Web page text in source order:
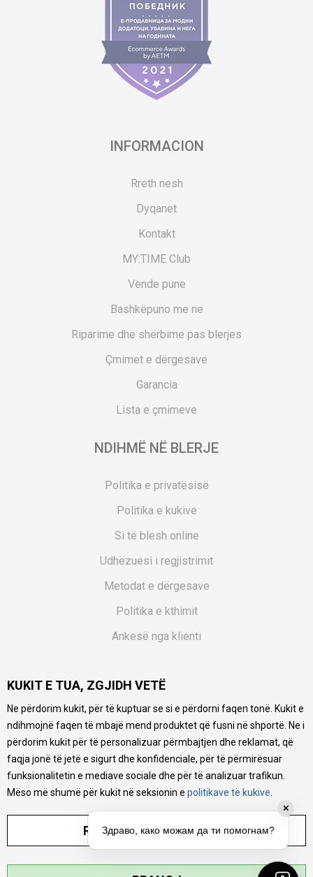
INFORMACION
Rreth nesh
Dyqanet
Kontakt
MY:TIME Club
Vende pune
Bashkëpuno me ne
Riparime dhe shërbime pas blerjes
Çmimet e dërgesave
Garancia
Lista e çmimeve
NDIHMË NË BLERJE
Politika e privatësisë
Politika e kukive
Si të blesh online
Udhëzuesi i regjistrimit
Metodat e dërgesave
Politika e kthimit
Ankesë nga klienti
Pyetjet më të shpeshta
Ne bëjmë çmos që të ofrojmë një përshkrim sa më të saktë
të produkteve tona, ofrojmë edhe foto e çmimin, por nuk
mund të garantojmë që informacioni është i plotë e pa
gabime. Të gjitha produktet janë pjesë e portfolios sonë, por
kjo nuk do të thotë se janë në gjendje në çdo çast.
KUKIT E TUA, ZGJIDH VETË
Ne përdorim kukit, për të kuptuar se si e përdorni faqen tonë. Kukit e
ndihmojnë faqen të mbajë mend produktet që fusni në shportë. Ne i
përdorim kukit për të personalizuar përmbajtjen dhe reklamat, që
faqja jonë të jetë e sigurt dhe konfidenciale, për të përmirësuar
funksionalitetin e mediave sociale dhe për të analizuar trafikun.
Mëso më shumë për kukit në seksionin e politikave të kukive
RREGULLO PARAMETRAT
✕
Здраво, како можам да ти помогнам?